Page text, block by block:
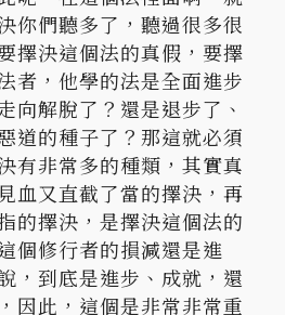
你們聽多了，聽過很多很
擇決這個法的真假，要擇
者， 他學的法是全面進步
向解脫了？還是退步了、
道的種子了？那這就必須
有非常多的種類，其實真
血又直截了當的擇決，再
的擇決， 是擇決這個法的
個修行者的損減還是進
，到底是進步、成就，還
因此， 這個是非常非常重